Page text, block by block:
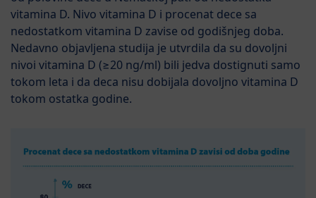
vitamina D. Nivo vitamina D i procenat dece sa
nedostatkom vitamina D zavise od godišnjeg doba.
Nedavno objavljena studija je utvrdila da su dovoljni
nivoi vitamina D (≥20 ng/ml) bili jedva dostignuti samo
tokom leta i da deca nisu dobijala dovoljno vitamina D
tokom ostatka godine.